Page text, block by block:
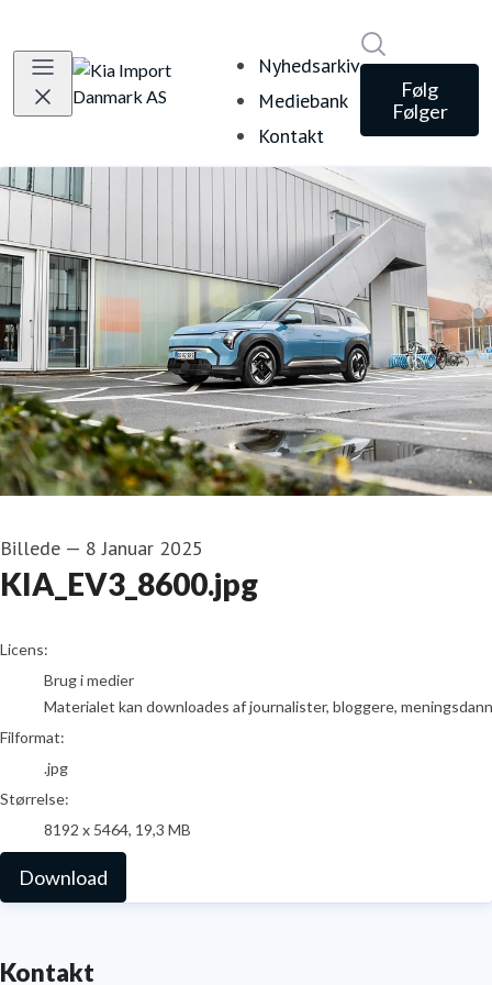
Nyhedsarkiv
Mediebank
Kontakt
Følg
Følger
Billede — 8 Januar 2025
KIA_EV3_8600.jpg
go to media item
Licens:
Brug i medier
Materialet kan downloades af journalister, bloggere,
Filformat:
.jpg
Størrelse:
8192 x 5464, 19,3 MB
Download
Kontakt